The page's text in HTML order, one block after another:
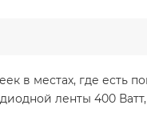
в местах, где есть
ленты 400 Ватт,